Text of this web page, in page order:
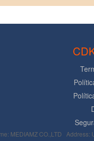
MEDIAMZ CO.,LTD Address: